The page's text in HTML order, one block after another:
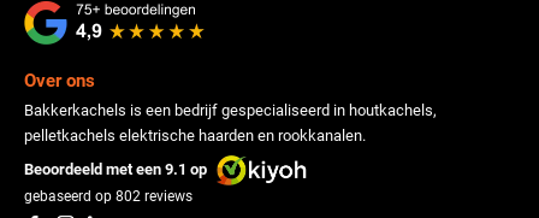
Over ons
Bakkerkachels is een bedrijf gespecialiseerd in houtkachels,
pelletkachels elektrische haarden en rookkanalen.
Beoordeeld met een 9.1 op
gebaseerd op 802 reviews